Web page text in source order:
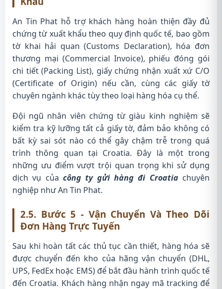
An Tin Phat hỗ trợ khách hàng hoàn thiện đầy đủ
chứng từ xuất khẩu theo quy định quốc tế, bao gồm
tờ khai hải quan (Customs Declaration), hóa đơn
thương mại (Commercial Invoice), phiếu đóng gói
chi tiết (Packing List), giấy chứng nhận xuất xứ C/O
(Certificate of Origin) nếu cần, cùng các giấy tờ
chuyên ngành khác tùy theo loại hàng hóa cụ thể.
Đội ngũ nhân viên chứng từ giàu kinh nghiệm sẽ
kiểm tra kỹ lưỡng tất cả giấy tờ, đảm bảo không có
bất kỳ sai sót nào có thể gây chậm trễ trong quá
trình thông quan tại Croatia. Đây là một trong
những ưu điểm vượt trội quan trọng khi sử dụng
dịch vụ của công ty gửi hàng đi Croatiachuyên
nghiệp như An Tin Phat.
2.5. Bước 5 - Vận Chuyển Và Theo Dõi
Đơn Hàng Trực Tuyến
Sau khi hoàn tất các thủ tục cần thiết, hàng hóa sẽ
được chuyển đến kho của hãng vận chuyển (DHL,
UPS, FedEx hoặc EMS) để bắt đầu hành trình quốc tế
đến Croatia. Khách hàng nhận ngay mã tracking để